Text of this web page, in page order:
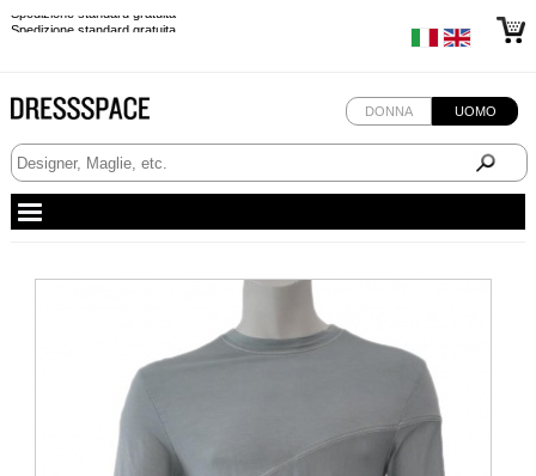
Spedizione standard gratuita
DONNA UOMO